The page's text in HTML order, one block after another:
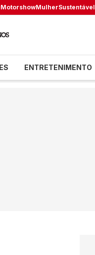
MotorshowMulherSustentável
ENTRETENIMENTO